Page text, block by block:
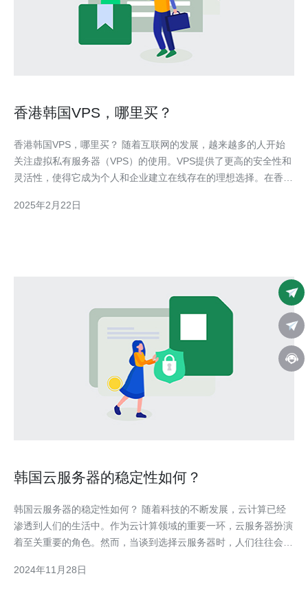
香港韩国VPS，哪里买？
香港韩国VPS，哪里买？ 随着互联网的发展，越来越多的人开始
关注虚拟私有服务器（VPS）的使用。VPS提供了更高的安全性和
灵活性，使得它成为个人和企业建立在线存在的理想选择。在香港
2025年2月22日
韩国云服务器的稳定性如何？
韩国云服务器的稳定性如何？ 随着科技的不断发展，云计算已经
渗透到人们的生活中。作为云计算领域的重要一环，云服务器扮演
着至关重要的角色。然而，当谈到选择云服务器时，人们往往会关
作为一个发达的科技大国，在云计算领域具有一定的优势。该国拥
2024年11月28日